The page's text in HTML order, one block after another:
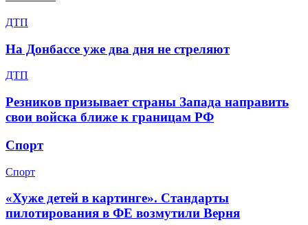
ДТП
На Донбассе уже два дня не стреляют
ДТП
Резников призывает страны Запада направить
свои войска ближе к границам РФ
Спорт
Спорт
«Хуже детей в картинге». Стандарты
пилотирования в ФЕ возмутили Верня